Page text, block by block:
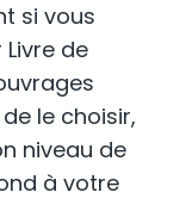
si vous
de
le choisir,
niveau de
à votre